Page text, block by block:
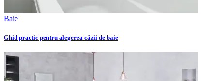
Baie
Ghid practic pentru alegerea căzii de baie